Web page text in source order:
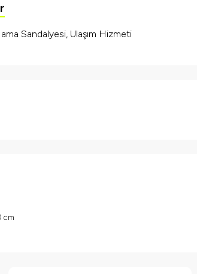
Sandalyesi, Ulaşım Hizmeti
cm